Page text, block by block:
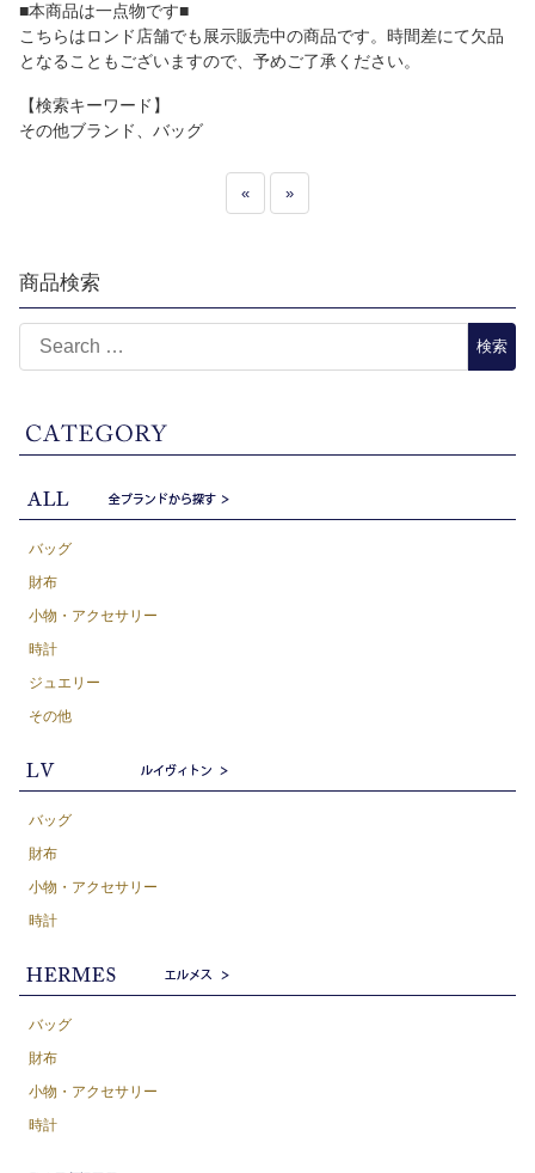
■本商品は一点物です■
こちらはロンド店舗でも展示販売中の商品です。時間差にて欠品
となることもございますので、予めご了承ください。
【検索キーワード】
その他ブランド、バッグ
« »
商品検索
バッグ
財布
小物・アクセサリー
時計
ジュエリー
その他
バッグ
財布
小物・アクセサリー
時計
バッグ
財布
小物・アクセサリー
時計